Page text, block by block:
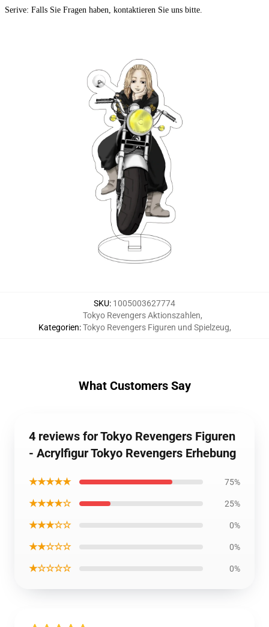
Serive: Falls Sie Fragen haben, kontaktieren Sie uns bitte.
SKU: 1005003627774
Kategorien:
Tokyo Revengers Aktionszahlen,
Tokyo Revengers Figuren und Spielzeug,
What Customers Say
4 reviews for Tokyo Revengers Figuren
- Acrylfigur Tokyo Revengers Erhebung
★★★★★ 75%
★★★★☆ 25%
★★★☆☆ 0%
★★☆☆☆ 0%
★☆☆☆☆ 0%